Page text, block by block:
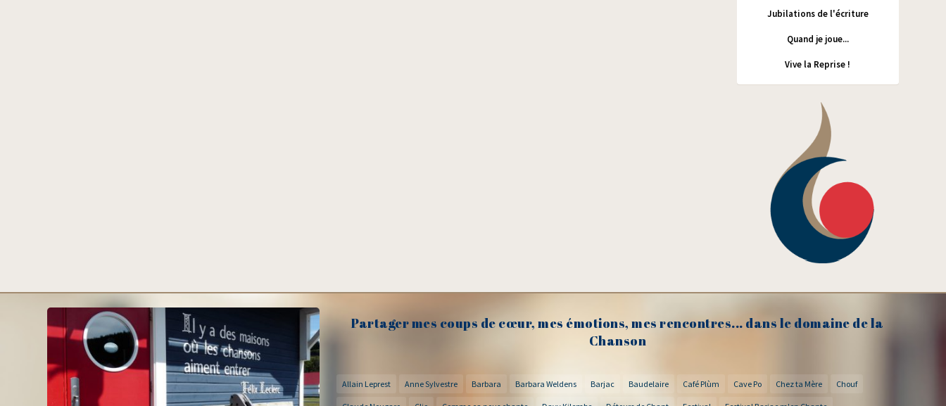
Jubilations de l'écriture
Quand je joue...
Vive la Reprise !
Partager mes coups de cœur, mes émotions, mes rencontres... dans le domaine de la
Chanson
Allain Leprest Anne Sylvestre Barbara Barbara Weldens Barjac Baudelaire Café Plùm Cave Po Chez ta Mère Chouf